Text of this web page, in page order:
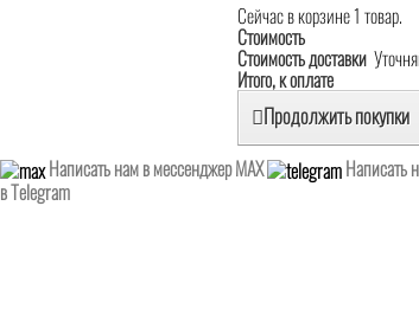
Сейчас в корзине 1 товар.
Стоимость
Стоимость доставки
Итого, к оплате
Продолжить покупки
Написать нам в мессенджер MAX
Написать
в Telegram